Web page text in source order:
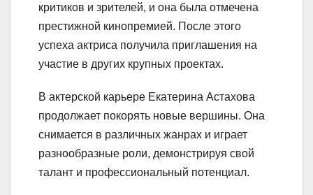
критиков и зрителей, и она была отмечена
престижной кинопремией. После этого
успеха актриса получила приглашения на
участие в других крупных проектах.
В актерской карьере Екатерина Астахова
продолжает покорять новые вершины. Она
снимается в различных жанрах и играет
разнообразные роли, демонстрируя свой
талант и профессиональный потенциал.